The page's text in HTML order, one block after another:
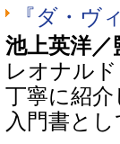
『ダ・ヴ
池上英洋
レオナル
丁寧に紹
入門書と